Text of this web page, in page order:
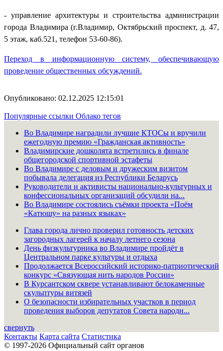
- управление архитектуры и строительства администрации
города Владимира (г.Владимир, Октябрьский проспект, д. 47,
5 этаж, каб.521, телефон 53-60-86).
Переход в информационную систему, обеспечивающую
проведение общественных обсуждений.
Опубликовано: 02.12.2025 12:15:01
Популярные ссылки Облако тегов
Во Владимире наградили лучшие КТОСы и вручили
ежегодную премию «Гражданская активность»
Владимирские дошколята встретились в финале
общегородской спортивной эстафеты
Во Владимире с деловым и дружеским визитом
побывала делегация из Республики Беларусь
Руководители и активисты национально-культурных и
конфессиональных организаций обсудили на...
Во Владимире состоялись съёмки проекта «Поём
«Катюшу» на разных языках»
Глава города лично проверил готовность детских
загородных лагерей к началу летнего сезона
День физкультурника во Владимире пройдёт в
Центральном парке культуры и отдыха
Продолжается Всероссийский историко-патриотический
конкурс «Связующая нить народов России»
В Курсантском сквере устанавливают белокаменные
скульптуры витязей
О безопасности избирательных участков в период
проведения выборов депутатов Совета народн...
свернуть
Контакты Карта сайта Статистика
© 1997-2026 Официальный сайт органов